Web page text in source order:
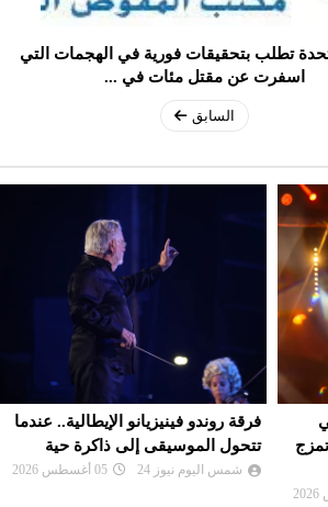
تطلب بتحقيقات فورية في الهجمات التي
اسفرت عن مقتل مئات في ...
السابق
الممثلة التونسية آية باللآغة تتحصل
على جائزة أفضل ممثلة ضمن فعاليات
مه...